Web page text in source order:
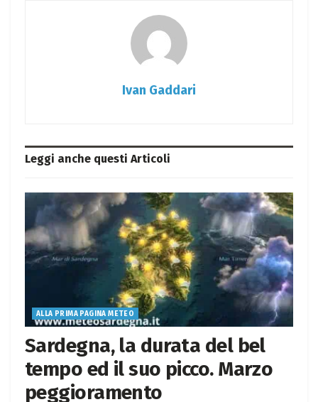
Ivan Gaddari
Leggi anche questi Articoli
ALLA PRIMA PAGINA METEO
Sardegna, la durata del bel
tempo ed il suo picco. Marzo
peggioramento